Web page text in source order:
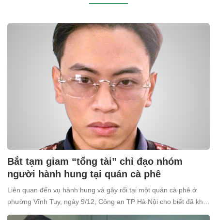
Bắt tạm giam “tổng tài” chỉ đạo nhóm
người hành hung tại quán cà phê
Liên quan đến vụ hành hung và gây rối tại một quán cà phê ở
phường Vĩnh Tuy, ngày 9/12, Công an TP Hà Nội cho biết đã khởi
tố và bắt tạm giam Nguyễn Văn Thiên (SN 1998, trú tại xã Ô